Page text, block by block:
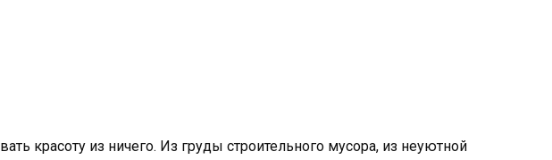
красоту из ничего. Из груды строительного мусора, из неуютной